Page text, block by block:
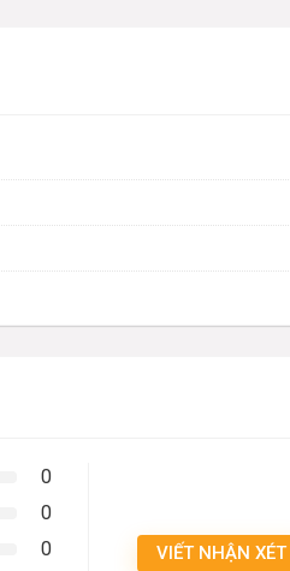
0
0
0 VIẾT NHẬN XÉT